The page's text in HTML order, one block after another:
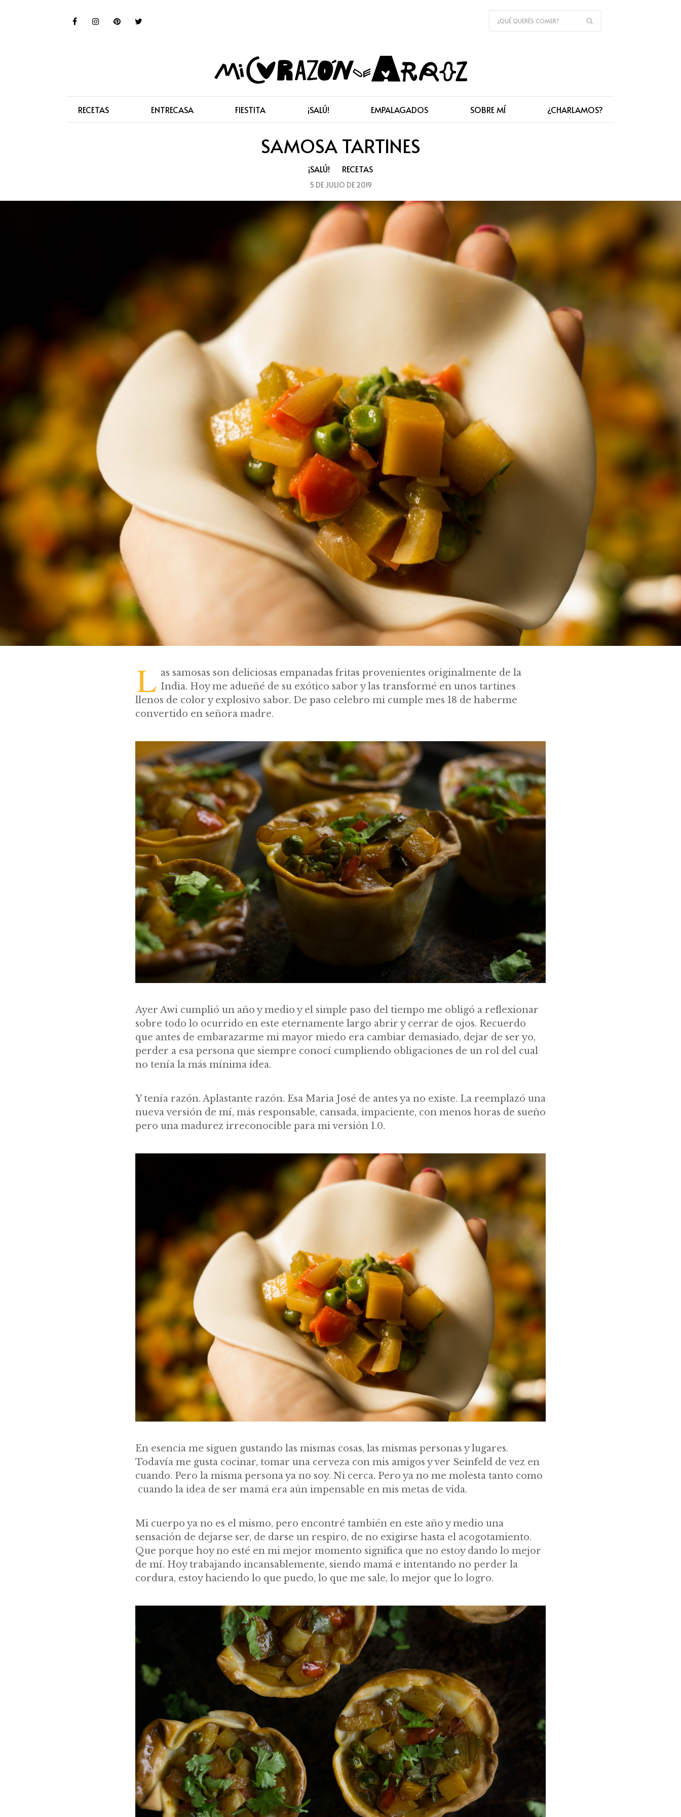
RECETAS ENTRECASA FIESTITA ¡SALÚ! EMPALAGADOS SOBRE MÍ ¿CHARLAMOS?
SAMOSA TARTINES
¡SALÚ! RECETAS
5 DE JULIO DE 2019
L as samosas son deliciosas empanadas fritas provenientes originalmente de la
India. Hoy me adueñé de su exótico sabor y las transformé en unos tartines
llenos de color y explosivo sabor. De paso celebro mi cumple mes 18 de haberme
convertido en señora madre.
Ayer Awi cumplió un año y medio y el simple paso del tiempo me obligó a reflexionar
sobre todo lo ocurrido en este eternamente largo abrir y cerrar de ojos. Recuerdo
que antes de embarazarme mi mayor miedo era cambiar demasiado, dejar de ser yo,
perder a esa persona que siempre conocí cumpliendo obligaciones de un rol del cual
no tenía la más mínima idea.
Y tenía razón. Aplastante razón. Esa Maria José de antes ya no existe. La reemplazó una
nueva versión de mí, más responsable, cansada, impaciente, con menos horas de sueño
pero una madurez irreconocible para mi versión 1.0.
En esencia me siguen gustando las mismas cosas, las mismas personas y lugares.
Todavía me gusta cocinar, tomar una cerveza con mis amigos y ver Seinfeld de vez en
cuando. Pero la misma persona ya no soy. Ni cerca. Pero ya no me molesta tanto como
cuando la idea de ser mamá era aún impensable en mis metas de vida.
Mi cuerpo ya no es el mismo, pero encontré también en este año y medio una
sensación de dejarse ser, de darse un respiro, de no exigirse hasta el acogotamiento.
Que porque hoy no esté en mi mejor momento significa que no estoy dando lo mejor
de mí. Hoy trabajando incansablemente, siendo mamá e intentando no perder la
cordura, estoy haciendo lo que puedo, lo que me sale, lo mejor que lo logro.